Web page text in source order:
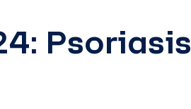
Psoriasis